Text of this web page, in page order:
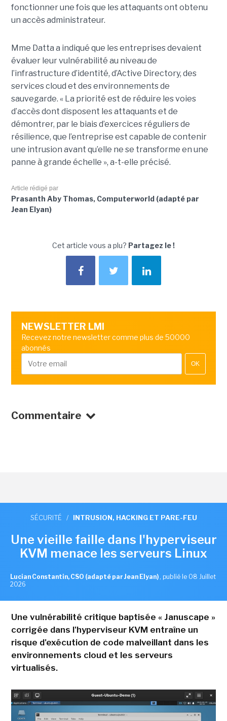
fonctionner une fois que les attaquants ont obtenu
un accès administrateur.
Mme Datta a indiqué que les entreprises devaient
évaluer leur vulnérabilité au niveau de
l’infrastructure d’identité, d’Active Directory, des
services cloud et des environnements de
sauvegarde. « La priorité est de réduire les voies
d’accès dont disposent les attaquants et de
démontrer, par le biais d’exercices réguliers de
résilience, que l’entreprise est capable de contenir
une intrusion avant qu’elle ne se transforme en une
panne à grande échelle », a-t-elle précisé.
Article rédigé par
Prasanth Aby Thomas, Computerworld (adapté par
Jean Elyan)
Cet article vous a plu? Partagez le !
NEWSLETTER LMI
Recevez notre newsletter comme plus de 50000
abonnés
OK
Commentaire
SÉCURITÉ / INTRUSION, HACKING ET PARE-FEU
Une vieille faille dans l'hyperviseur
KVM menace les serveurs Linux
Lucian Constantin, CSO (adapté par Jean Elyan) , publié le 08 Juillet
2026
Une vulnérabilité critique baptisée « Januscape »
corrigée dans l'hyperviseur KVM entraîne un
risque d'exécution de code malveillant dans les
environnements cloud et les serveurs
virtualisés.